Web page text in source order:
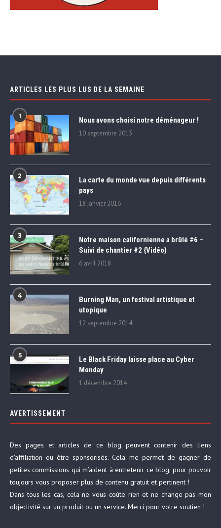
ARTICLES LES PLUS LUS DE LA SEMAINE
1 Nous avons choisi notre déménageur !
10 septembre 2013
2
La carte du monde vue depuis différents
pays
18 janvier 2016
3
Notre maison californienne a brûlé #6 –
Suivi de chantier #2 {Vidéo}
6 avril 2018
4
Burning Man, un festival artistique et
utopique
12 septembre 2014
5
Le Black Friday laisse place au Cyber
Monday
1 décembre 2014
AVERTISSEMENT
Des pages et articles de ce blog peuvent contenir des liens
d’affiliation ou être sponsorisés. Cela me permet de gagner de
petites commissions qui m’aident à entretenir ce blog, pour pouvoir
toujours vous proposer plus de contenu gratuit et pertinent !
Dans tous les cas, cela ne vous coûte rien et ne change pas mon
objectivité sur un produit ou un service. Merci pour votre soutien !